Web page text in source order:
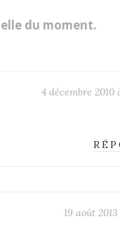
du moment.
4 décembre 2010
19 août